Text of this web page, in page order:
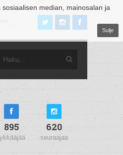
median, mainosalan ja
Sulje
895 620
seuraajaa